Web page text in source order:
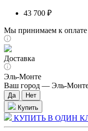
43 700 ₽
Мы принимаем к оплате
Доставка
Эль-Монте
Ваш город — Эль-
Купить
КУПИТЬ В ОДИН